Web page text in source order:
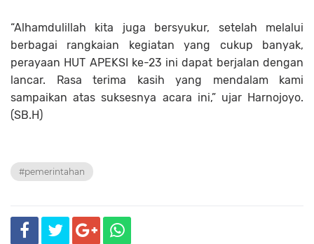
“Alhamdulillah kita juga bersyukur, setelah melalui
berbagai rangkaian kegiatan yang cukup banyak,
perayaan HUT APEKSI ke-23 ini dapat berjalan dengan
lancar. Rasa terima kasih yang mendalam kami
sampaikan atas suksesnya acara ini,” ujar Harnojoyo.
(SB.H)
#pemerintahan